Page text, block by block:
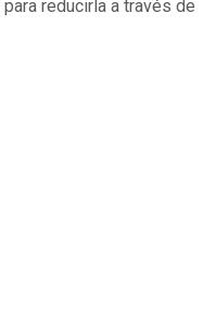
reducirla a través de